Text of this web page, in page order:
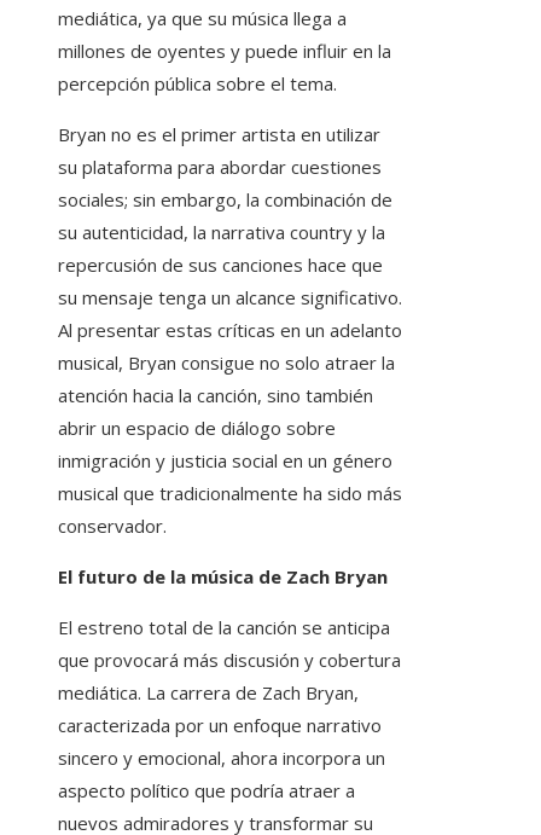
mediática, ya que su música llega a
millones de oyentes y puede influir en la
percepción pública sobre el tema.
Bryan no es el primer artista en utilizar
su plataforma para abordar cuestiones
sociales; sin embargo, la combinación de
su autenticidad, la narrativa country y la
repercusión de sus canciones hace que
su mensaje tenga un alcance significativo.
Al presentar estas críticas en un adelanto
musical, Bryan consigue no solo atraer la
atención hacia la canción, sino también
abrir un espacio de diálogo sobre
inmigración y justicia social en un género
musical que tradicionalmente ha sido más
conservador.
El futuro de la música de Zach Bryan
El estreno total de la canción se anticipa
que provocará más discusión y cobertura
mediática. La carrera de Zach Bryan,
caracterizada por un enfoque narrativo
sincero y emocional, ahora incorpora un
aspecto político que podría atraer a
nuevos admiradores y transformar su